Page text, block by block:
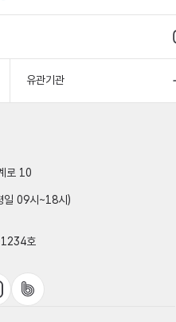
유관기관
로 10
09시~18시)
호